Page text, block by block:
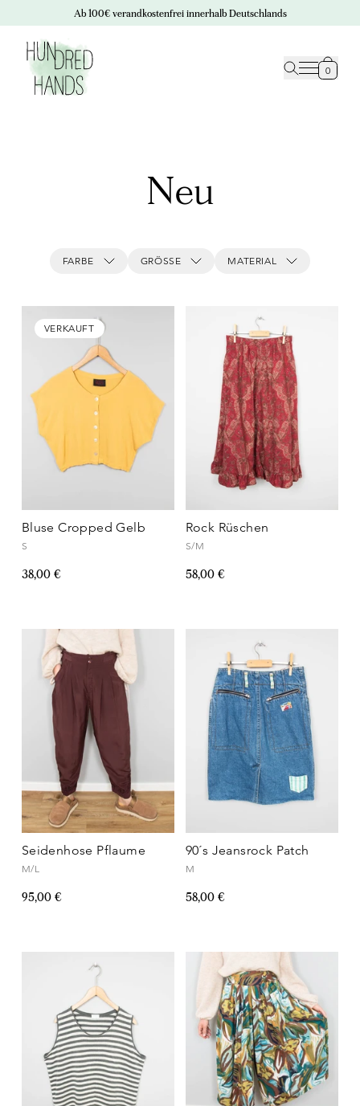
Ab 100€ verandkostenfrei innerhalb Deutschlands
0
Neu
FARBE GRÖSSE MATERIAL
VERKAUFT
Bluse Cropped Gelb
S
38,00 €
Rock Rüschen
S/M
58,00 €
Seidenhose Pflaume
M/L
95,00 €
90´s Jeansrock Patch
M
58,00 €